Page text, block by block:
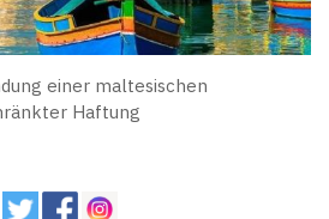
einer maltesischen
Haftung